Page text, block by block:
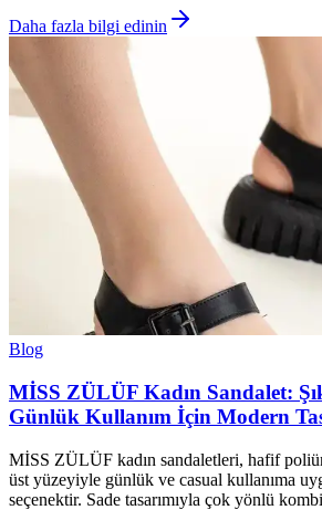
Daha fazla bilgi edinin
Blog
MİSS ZÜLÜF Kadın Sandalet:
Günlük Kullanım İçin Modern
MİSS ZÜLÜF kadın sandaletleri, hafif
üst yüzeyiyle günlük ve casual kullanıma
seçenektir. Sade tasarımıyla çok yönlü